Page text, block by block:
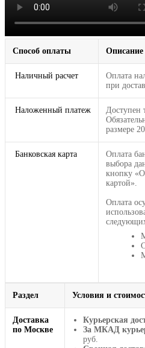
Способ оплаты Описание
Наличный расчет
Оплата
при
Наложенный платеж
Доступен
размере
Банковская карта
Оплата
выбора
кнопку
картой».
Оплата
Раздел Условия и
Доставка
по Москве
Курьерская
За МКАД
руб.